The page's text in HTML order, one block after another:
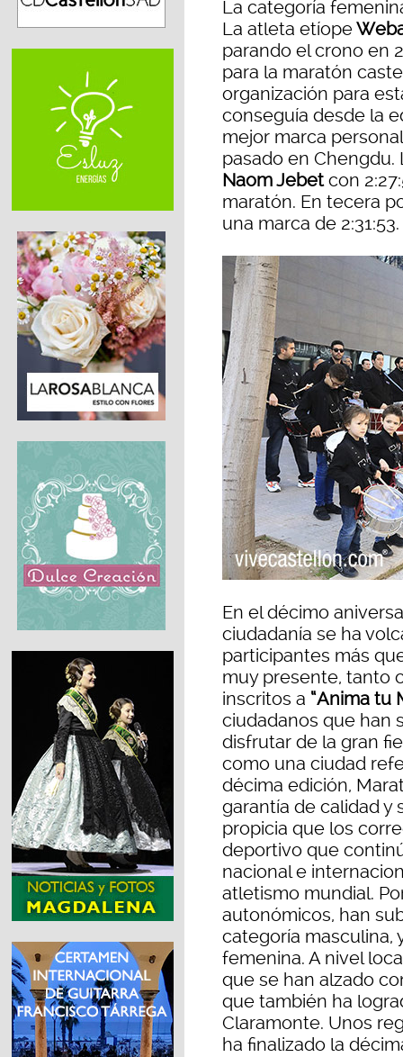
La categoría
La atleta etíope
parando el crono en
para la maratón
organización para
conseguía desde la
mejor marca
pasado en
Naom Jebetcon
maratón. En tecera
una marca de 2:31:53.
En el décimo
ciudadanía se ha
participantes más
muy presente, tanto
inscritos a “Anima tu
ciudadanos que han
disfrutar de la gran
como una ciudad
décima edición,
garantía de calidad y
propicia que los
deportivo que
nacional e
atletismo mundial.
autonómicos, han
categoría masculina,
femenina. A nivel
que se han alzado
que también ha
Claramonte. Unos
ha finalizado la